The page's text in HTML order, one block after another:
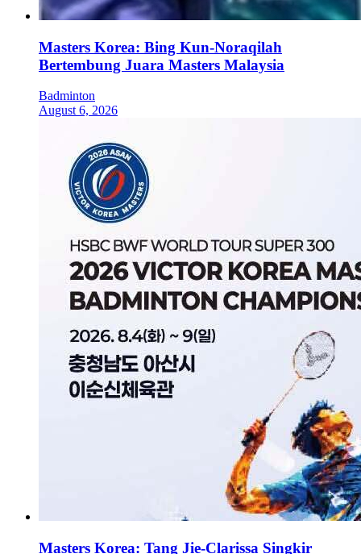
Masters Korea: Bing Kun-Noraqilah
Bertembung Juara Masters Malaysia
Badminton
August 6, 2026
Masters Korea: Tang Jie-Clarissa Singkir